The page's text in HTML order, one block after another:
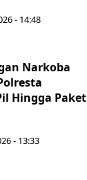
- 14:48
Narkoba
Hingga Paket
- 13:33